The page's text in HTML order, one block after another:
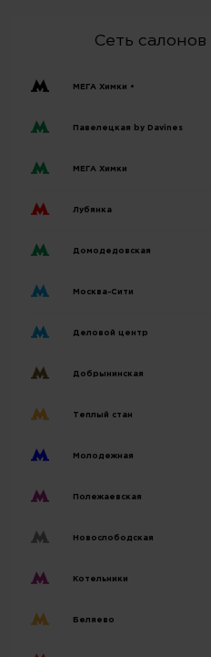
Сеть салонов
МЕГА Химки •
Павелецкая by Davines
МЕГА Химки
Лубянка
Домодедовская
Москва-Сити
Деловой центр
Добрынинская
Теплый стан
Молодежная
Полежаевская
Новослободская
Котельники
Беляево